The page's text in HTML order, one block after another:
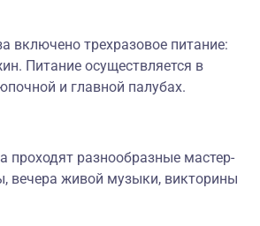
включено трехразовое питание:
Питание осуществляется в
и главной палубах.
проходят разнообразные мастер-
вечера живой музыки, викторины